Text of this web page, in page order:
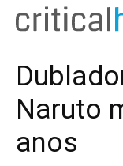
Naruto
anos